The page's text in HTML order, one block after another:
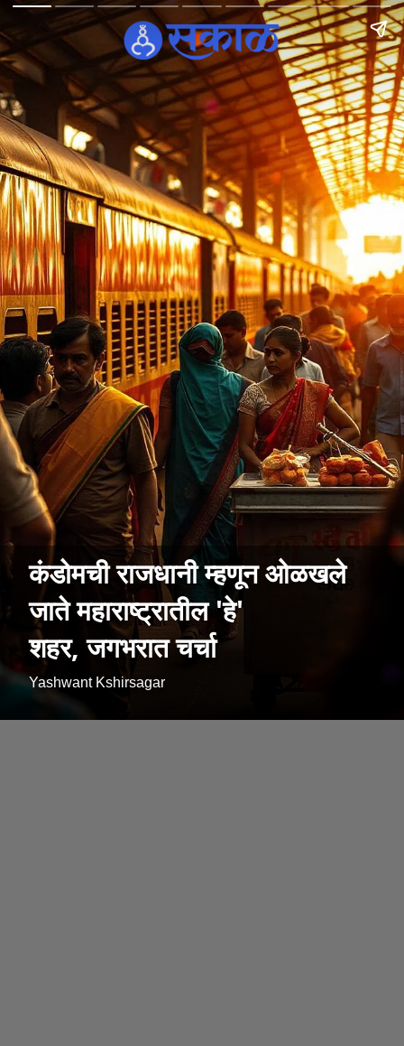
कंडोमची राजधानी म्हणून ओळखले
जाते महाराष्ट्रातील 'हे'
शहर, जगभरात चर्चा
Yashwant Kshirsagar